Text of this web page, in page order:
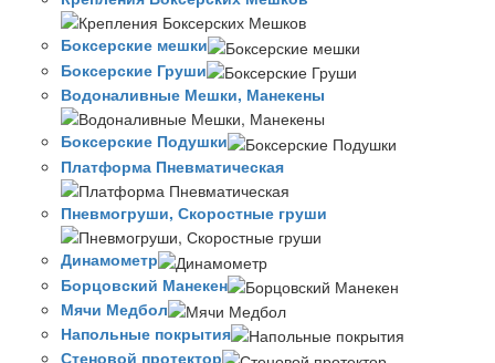
Боксерские мешки
Боксерские Груши
Водоналивные Мешки, Манекены
Боксерские Подушки
Платформа Пневматическая
Пневмогруши, Скоростные груши
Динамометр
Борцовский Манекен
Мячи Медбол
Напольные покрытия
Стеновой протектор